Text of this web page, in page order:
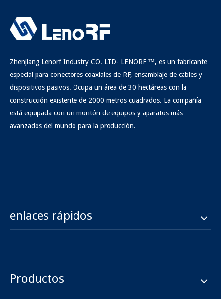
Zhenjiang Lenorf Industry CO. LTD- LENORF ™, es un fabricante
especial para conectores coaxiales de RF, ensamblaje de cables y
dispositivos pasivos. Ocupa un área de 30 hectáreas con la
construcción existente de 2000 metros cuadrados. La compañía
está equipada con un montón de equipos y aparatos más
avanzados del mundo para la producción.
enlaces rápidos
Productos